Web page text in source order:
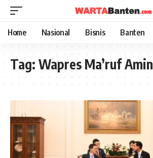
Home Nasional Bisnis Banten
Tag: Wapres Ma’ruf Amin